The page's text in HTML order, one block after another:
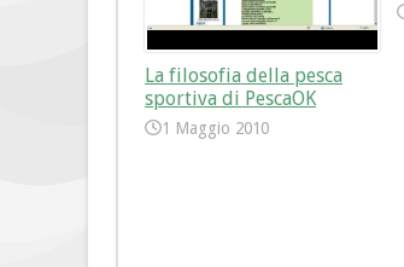
La filosofia della pesca
sportiva di PescaOK
1 Maggio 2010